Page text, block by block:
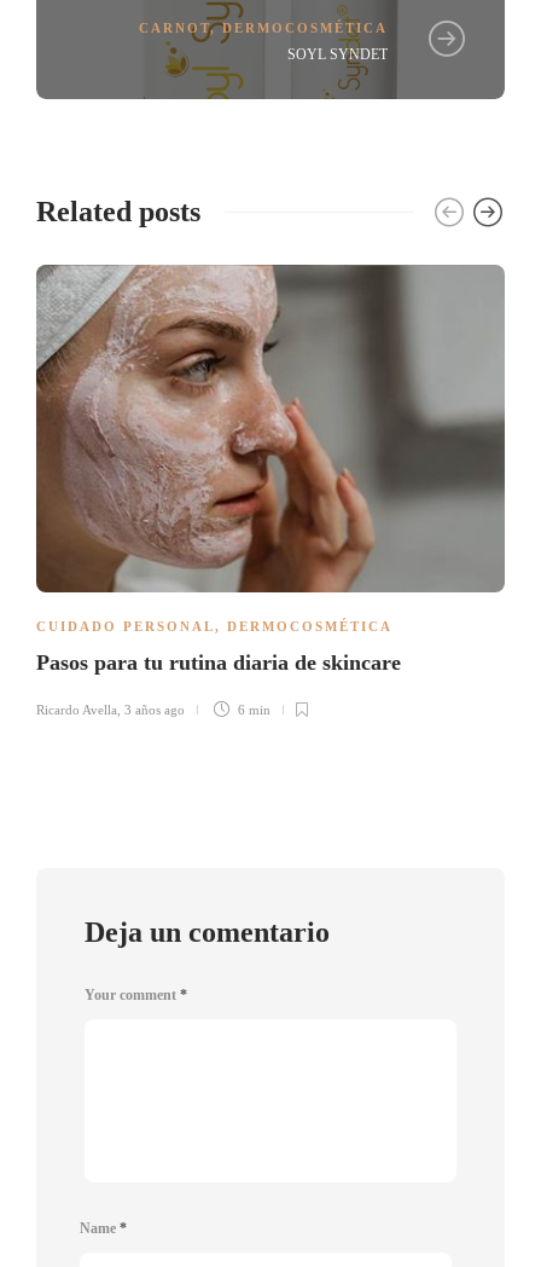
CARNOT,DERMOCOSMÉTICA
SOYL SYNDET
Related posts
CUIDADO PERSONAL, DERMOCOSMÉTICA
Pasos para tu rutina diaria de skincare
Ricardo Avella 3 años ago 6 min
Deja un comentario
Your comment *
Name *